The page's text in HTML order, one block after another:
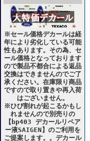
※セール価格デカールは経
年により劣化している可能
性もあります。その為、セ
ール価格となっております
ので製品不都合による返品
交換はできませんのでご了
承ください。在庫限り商品
ですので取り置きや再入荷
はございません。
※ひび割れが起こるかもし
れませんので別売りの
【bp403 デカールリペア
ー液SAIGEN】のご利用を
ご提案します。。デカール